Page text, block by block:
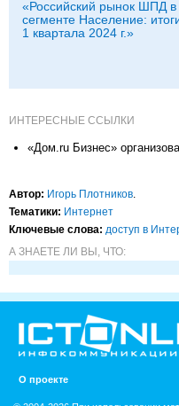
«Российский рынок ШПД в
сегменте Население:
1 квартала 2024 г.»
ИНТЕРЕСНЫЕ ССЫЛКИ
«Дом.ru Бизнес»
Автор: Игорь Плотников.
Тематики: Интернет
Ключевые слова: доступ в
А ЗНАЕТЕ ЛИ ВЫ, ЧТО:
О проекте